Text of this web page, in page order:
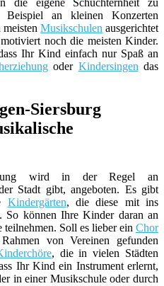
an kleinen Konzerten
Musikschulen ausgerichtet
noch die meisten Kinder.
Ihr Kind einfach nur Spaß an
oder Kindersingen das
Siersburg
wird in der Regel an
Stadt gibt, angeboten. Es gibt
Kindergärten, die diese mit ins
So können Ihre Kinder daran an
Soll es lieber ein Chor
von Vereinen gefunden
, die in vielen Städten
Ihr Kind ein Instrument erlernt,
in einer Musikschule oder durch